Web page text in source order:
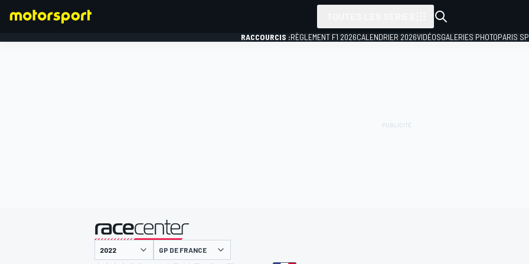
RACCOURCIS :RÈGLEMENT F1 2026CALENDRIER 2026VIDÉOSGALERIES PHOTOPARIS
présenté par
GP DE FRANCE